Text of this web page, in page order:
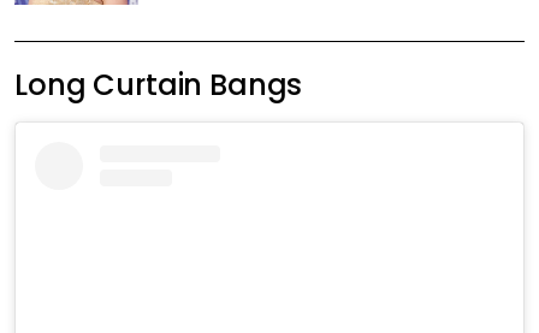
Long Curtain Bangs